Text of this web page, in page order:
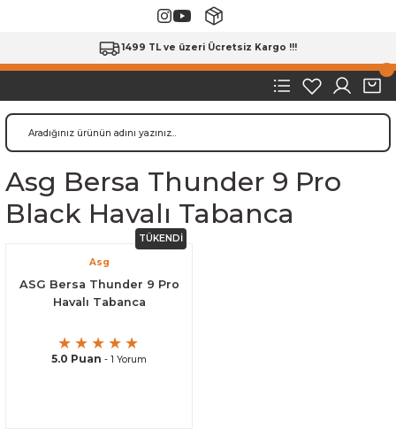
1499 TL ve üzeri Ücretsiz Kargo !!!
Asg Bersa Thunder 9 Pro
Black Havalı Tabanca
TÜKENDİ
Asg
ASG Bersa Thunder 9 Pro
Havalı Tabanca
5.0 Puan - 1 Yorum